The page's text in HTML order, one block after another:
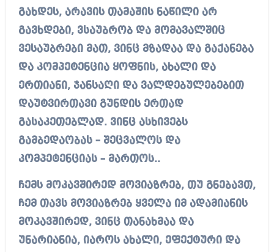
გახდეს, არავის თამაშის ნაწილი არ
გავხდები, ვსაუბრობ და მომავალშიც
ვესაუბრები მათ, ვინც მზადაა და გაქანება
და კომპეტენცია ყოფნის, ახალი და
ერთიანი, ჯანსაღი და ვალდებულებებით
დაუტვირთავი გუნდის ერთად
გასაკეთებლად. ვინც ასხივებს
გამბედაობას – შეცვალოს და
კომპეტენციას – მართოს..
ჩემს მოკავშირედ მოვიაზრებ, თუ გნებავთ,
ჩემ თავს მოვიაზრებ ყველა იმ ადამიანის
მოკავშირედ, ვინც თანახმაა და
უნარიანია, იაროს ახალი, ეფექტური და